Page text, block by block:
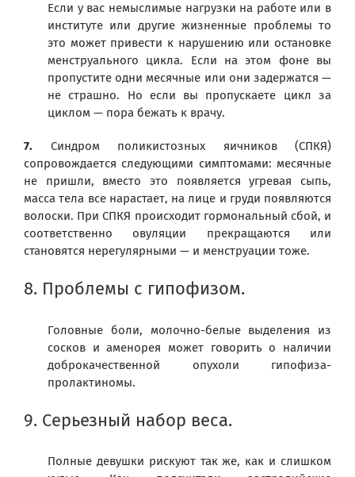
Если у вас немыслимые нагрузки на работе или в
институте или другие жизненные проблемы то
это может привести к нарушению или остановке
менструального цикла. Если на этом фоне вы
пропустите одни месячные или они задержатся —
не страшно. Но если вы пропускаете цикл за
циклом — пора бежать к врачу.
7. Синдром поликистозных яичников (СПКЯ)
сопровождается следующими симптомами: месячные
не пришли, вместо это появляется угревая сыпь,
масса тела все нарастает, на лице и груди появляются
волоски. При СПКЯ происходит гормональный сбой, и
соответственно овуляции прекращаются или
становятся нерегулярными — и менструации тоже.
8. Проблемы с гипофизом.
Головные боли, молочно-белые выделения из
сосков и аменорея может говорить о наличии
доброкачественной опухоли гипофиза-
пролактиномы.
9. Серьезный набор веса.
Полные девушки рискуют так же, как и слишком